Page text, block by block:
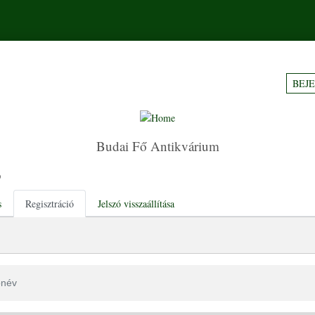
Budai Fő Antikvárium
Regisztráció Jelszó visszaállítása